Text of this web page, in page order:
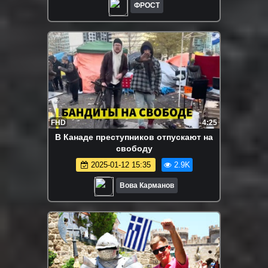
ФРОСТ
FHD 4:25
В Канаде преступников отпускают на
свободу
2025-01-12 15:35 2.9K
Вова Карманов